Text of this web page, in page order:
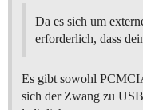
Da es sich um
erforderlich, dass
Es gibt sowohl
sich der Zwang zu